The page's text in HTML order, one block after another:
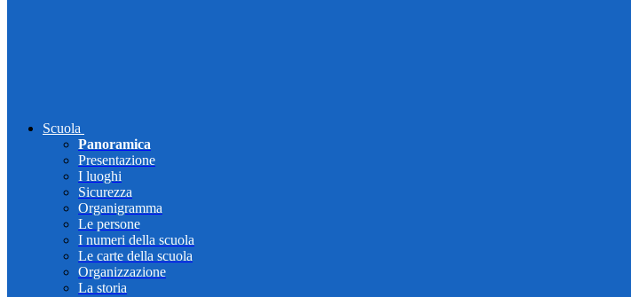
Scuola
Panoramica
Presentazione
I luoghi
Sicurezza
Organigramma
Le persone
I numeri della scuola
Le carte della scuola
Organizzazione
La storia